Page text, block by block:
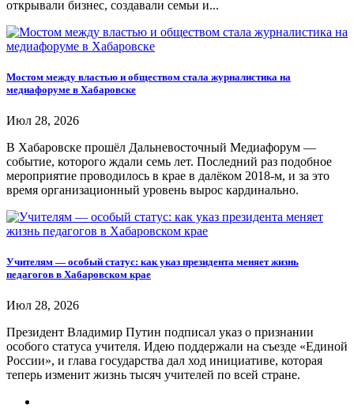
открывали бизнес, создавали семьи и...
Мостом между властью и обществом стала журналистика на
медиафоруме в Хабаровске
Июл 28, 2026
В Хабаровске прошёл Дальневосточный Медиафорум —
событие, которого ждали семь лет. Последний раз подобное
мероприятие проводилось в крае в далёком 2018-м, и за это
время организационный уровень вырос кардинально.
Учителям — особый статус: как указ президента меняет жизнь
педагогов в Хабаровском крае
Июл 28, 2026
Президент Владимир Путин подписал указ о признании
особого статуса учителя. Идею поддержали на съезде «Единой
России», и глава государства дал ход инициативе, которая
теперь изменит жизнь тысяч учителей по всей стране.